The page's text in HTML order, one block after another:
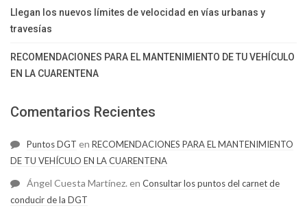
Llegan los nuevos límites de velocidad en vías urbanas y
travesías
RECOMENDACIONES PARA EL MANTENIMIENTO DE TU VEHÍCULO
EN LA CUARENTENA
Comentarios Recientes
Puntos DGT en RECOMENDACIONES PARA EL MANTENIMIENTO
DE TU VEHÍCULO EN LA CUARENTENA
Ángel Cuesta Martínez. en Consultar los puntos del carnet de
conducir de la DGT